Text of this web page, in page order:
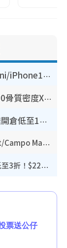
豐澤優惠勁減低至44折！Mac mini/iPhone17Pro大減價！廚房家電$220起
港大推賽馬會強化骨骼計劃！$100骨質密度X光檢查 完成免費運動訓練送超市禮券！附參加資格
開倉優惠 | 尖沙咀海港城名牌波鞋開倉低至1折！On鞋$899起／Joy&Peace鞋履$98起
開倉優惠｜銅鑼灣時代廣場Doughnut/Campo Marzio開倉低至1折！背囊、書包、手袋劈價$200起
廚具開倉｜特福Tefal廚具/家電開倉低至3折！$220起買平底鍋/炒鑊/湯煲！電飯煲/吸塵機/燙斗$418起